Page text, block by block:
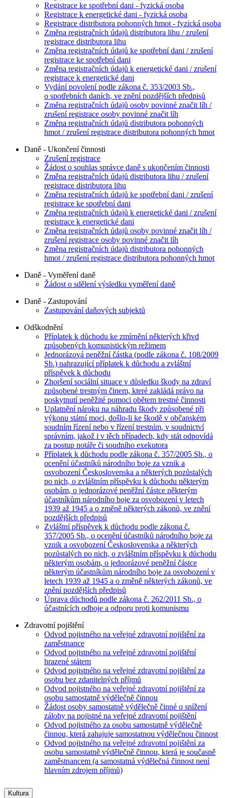
Registrace ke spotřební dani - fyzická osoba
Registrace k energetické dani - fyzická osoba
Registrace distributora pohonných hmot - fyzická osoba
Změna registračních údajů distributora lihu / zrušení
registrace distributora lihu
Změna registračních údajů ke spotřební dani / zrušení
registrace ke spotřební dani
Změna registračních údajů k energetické dani / zrušení
registrace k energetické dani
Vydání povolení podle zákona č. 353/2003 Sb.,
o spotřebních daních, ve znění pozdějších předpisů
Změna registračních údajů osoby povinné značit líh /
zrušení registrace osoby povinné značit líh
Změna registračních údajů distributora pohonných
hmot / zrušení registrace distributora pohonných hmot
Daně - Ukončení činnosti
Zrušení registrace
Žádost o souhlas správce daně s ukončením činnosti
Změna registračních údajů distributora lihu / zrušení
registrace distributora lihu
Změna registračních údajů ke spotřební dani / zrušení
registrace ke spotřební dani
Změna registračních údajů k energetické dani / zrušení
registrace k energetické dani
Změna registračních údajů osoby povinné značit líh /
zrušení registrace osoby povinné značit líh
Změna registračních údajů distributora pohonných
hmot / zrušení registrace distributora pohonných hmot
Daně - Vyměření daně
Žádost o sdělení výsledku vyměření daně
Daně - Zastupování
Zastupování daňových subjektů
Odškodnění
Příplatek k důchodu ke zmírnění některých křivd
způsobených komunistickým režimem
Jednorázová peněžní částka (podle zákona č. 108/2009
Sb.) nahrazující příplatek k důchodu a zvláštní
příspěvek k důchodu
Zhoršení sociální situace v důsledku škody na zdraví
způsobené trestným činem, které zakládá právo na
poskytnutí peněžité pomoci obětem trestné činnosti
Uplatnění nároku na náhradu škody způsobené při
výkonu státní moci, došlo-li ke škodě v občanském
soudním řízení nebo v řízení trestním, v soudnictví
správním, jakož i v těch případech, kdy stát odpovídá
za postup notáře či soudního exekutora
Příplatek k důchodu podle zákona č. 357/2005 Sb., o
ocenění účastníků národního boje za vznik a
osvobození Československa a některých pozůstalých
po nich, o zvláštním příspěvku k důchodu některým
osobám, o jednorázové peněžní částce některým
účastníkům národního boje za osvobození v letech
1939 až 1945 a o změně některých zákonů, ve znění
pozdějších předpisů
Zvláštní příspěvek k důchodu podle zákona č.
357/2005 Sb., o ocenění účastníků národního boje za
vznik a osvobození Československa a některých
pozůstalých po nich, o zvláštním příspěvku k důchodu
některým osobám, o jednorázové peněžní částce
některým účastníkům národního boje za osvobození v
letech 1939 až 1945 a o změně některých zákonů, ve
znění pozdějších předpisů
Úprava důchodů podle zákona č. 262/2011 Sb., o
účastnících odboje a odporu proti komunismu
Zdravotní pojištění
Odvod pojistného na veřejné zdravotní pojištění za
zaměstnance
Odvod pojistného na veřejné zdravotní pojištění
hrazené státem
Odvod pojistného na veřejné zdravotní pojištění za
osobu bez zdanitelných příjmů
Odvod pojistného na veřejné zdravotní pojištění za
osobu samostatně výdělečně činnou
Žádost osoby samostatně výdělečně činné o snížení
zálohy na pojistné na veřejné zdravotní pojištění
Odvod pojistného za osobu samostatně výdělečně
činnou, která zahajuje samostatnou výdělečnou činnost
Odvod pojistného na veřejné zdravotní pojištění za
osobu samostatně výdělečně činnou, která je současně
zaměstnancem (a samostatná výdělečná činnost není
hlavním zdrojem příjmů)
Kultura